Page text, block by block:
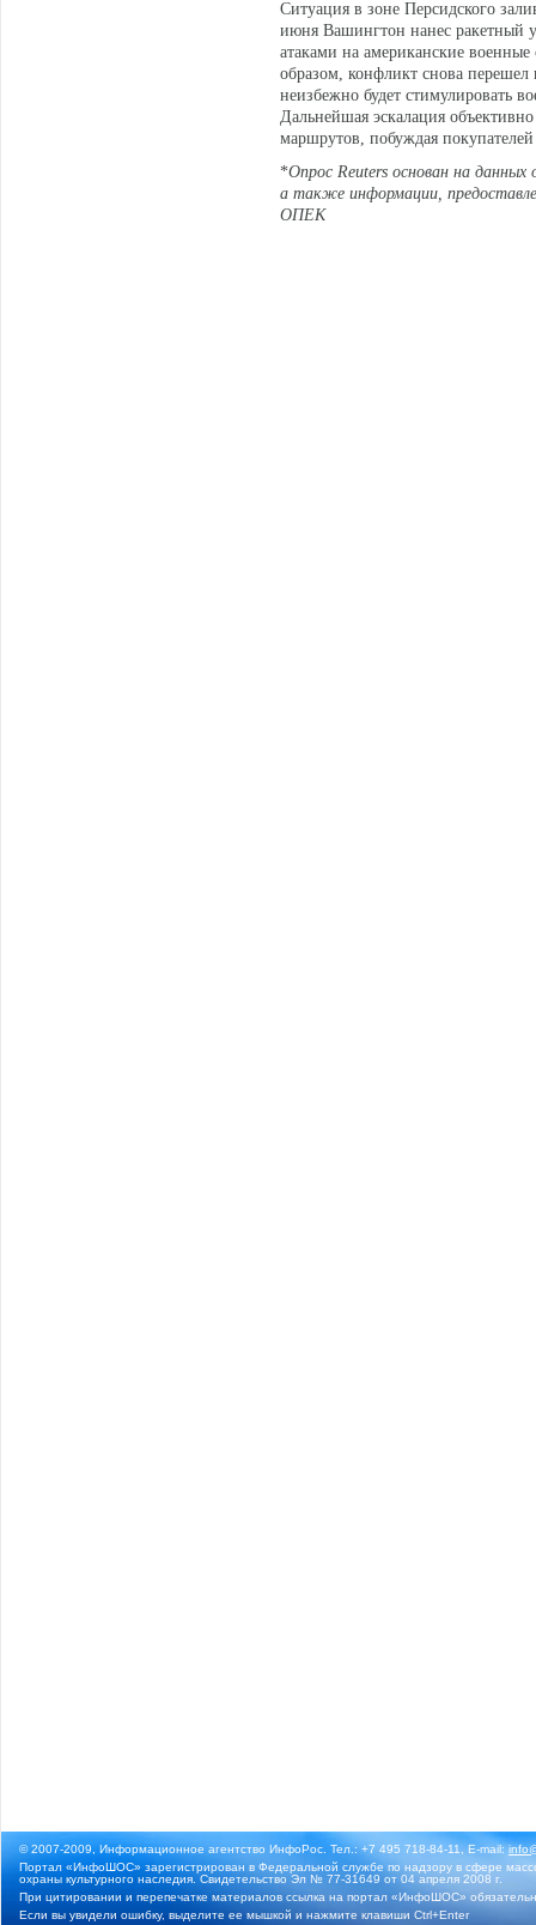
Ситуация в зоне Персидского
июня Вашингтон нанес ракетный
атаками на американские
образом, конфликт снова
неизбежно будет стимулировать
Дальнейшая эскалация
маршрутов, побуждая
*Опрос Reuters основан на
а также информации,
ОПЕК
© 2007-2009, Информационное агентство ИнфоРос. Тел.: +7 495 718-84-11, E-mail:
Портал «ИнфоШОС» зарегистрирован в Федеральной службе по надзору в сфере
охраны культурного наследия. Свидетельство Эл № 77-31649 от 04 апреля 2008 г.
При цитировании и перепечатке материалов ссылка на портал «ИнфоШОС»
Если вы увидели ошибку, выделите ее мышкой и нажмите клавиши Ctrl+Enter